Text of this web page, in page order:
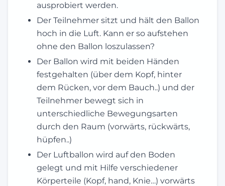
ausprobiert werden.
Der Teilnehmer sitzt und hält den Ballon
hoch in die Luft. Kann er so aufstehen
ohne den Ballon loszulassen?
Der Ballon wird mit beiden Händen
festgehalten (über dem Kopf, hinter
dem Rücken, vor dem Bauch..) und der
Teilnehmer bewegt sich in
unterschiedliche Bewegungsarten
durch den Raum (vorwärts, rückwärts,
hüpfen..)
Der Luftballon wird auf den Boden
gelegt und mit Hilfe verschiedener
Körperteile (Kopf, hand, Knie…) vorwärts